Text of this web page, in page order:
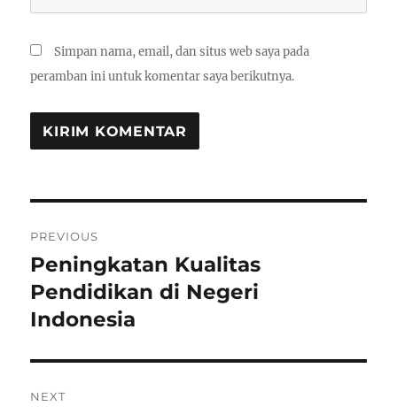
Simpan nama, email, dan situs web saya pada
peramban ini untuk komentar saya berikutnya.
pos
PREVIOUS
Previous
post:
Peningkatan Kualitas
Pendidikan di Negeri
Indonesia
NEXT